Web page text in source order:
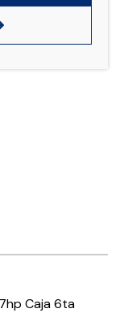
Caja 6ta